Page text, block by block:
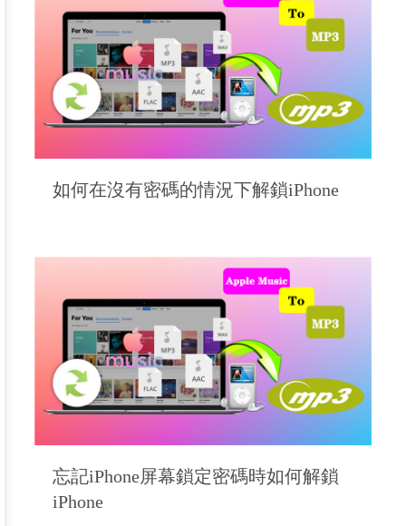
如何在沒有密碼的情況下解鎖iPhone
忘記iPhone屏幕鎖定密碼時如何解鎖
iPhone